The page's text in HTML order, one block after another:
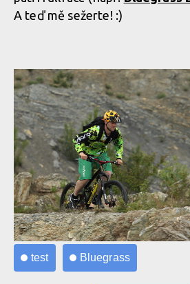
A teď mě sežerte! :)
test Bluegrass